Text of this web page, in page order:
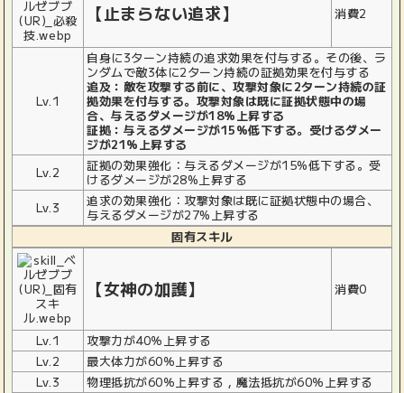
【止まらない追求】 消費2
Lv.1
自身に3ターン持続の追求効果を付与する。その後、ラ
ンダムで敵3体に2ターン持続の証拠効果を付与する
追及：敵を攻撃する前に、攻撃対象に2ターン持続の証
拠効果を付与する。攻撃対象は既に証拠状態中の場
合、与えるダメージが18%上昇する
証拠：与えるダメージが15%低下する。受けるダメー
ジが21%上昇する
Lv.2
証拠の効果強化：与えるダメージが15%低下する。受
けるダメージが28%上昇する
Lv.3
追求の効果強化：攻撃対象は既に証拠状態中の場合、
与えるダメージが27%上昇する
固有スキル
【女神の加護】 消費0
Lv.1
攻撃力が40％上昇する
Lv.2
最大体力が60％上昇する
Lv.3
物理抵抗が60％上昇する，魔法抵抗が60％上昇する